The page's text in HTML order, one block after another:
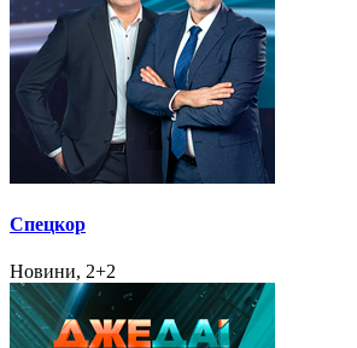
Спецкор
Новини, 2+2